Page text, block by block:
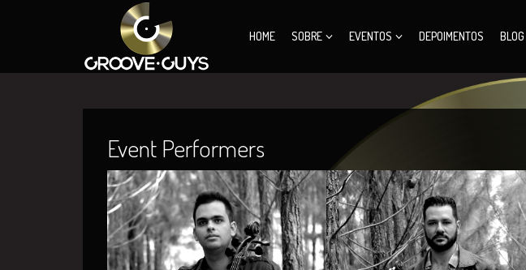
HOME SOBRE EVENTOS DEPOIMENTOS BLOG
Event Performers
Rafael Cesario Daniel Pires